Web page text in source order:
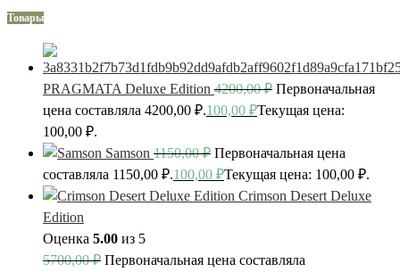
Товары
PRAGMATA Deluxe Edition 4200,00₽ Первоначальная
цена составляла 4200,00 ₽.100,00 ₽Текущая цена:
100,00 ₽.
Samson 1150,00₽ Первоначальная цена
составляла 1150,00 ₽.100,00 ₽Текущая цена: 100,00 ₽.
Crimson Desert Deluxe
Edition
Оценка 5.00 из 5
5700,00₽ Первоначальная цена составляла